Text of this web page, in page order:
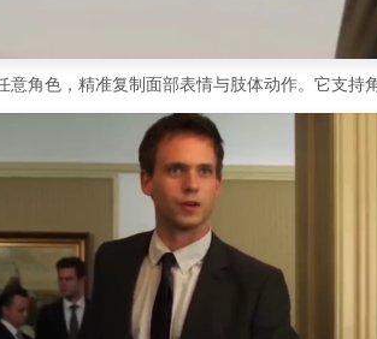
意角色，精准复制面部表情与肢体动作。它支